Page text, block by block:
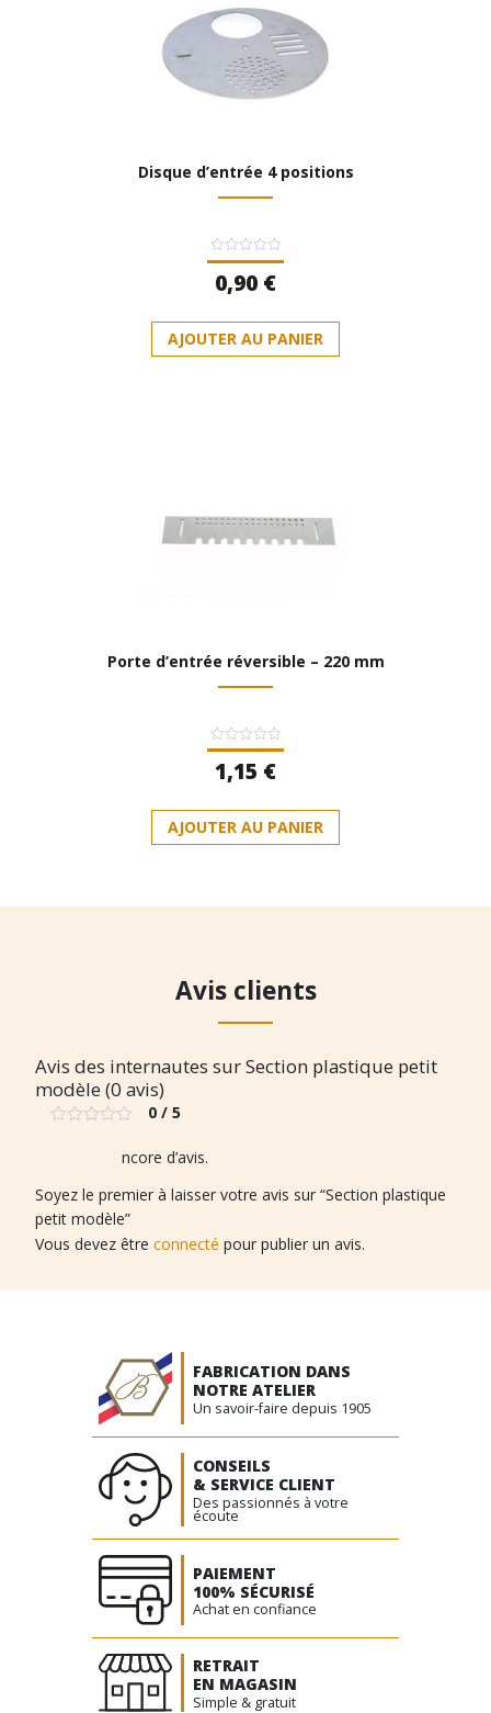
Disque d’entrée 4 positions
Note
0
sur
0,90 €
AJOUTER AU PANIER
Porte d’entrée réversible – 220 mm
Note
0
sur
1,15 €
AJOUTER AU PANIER
Avis clients
Avis des internautes sur Section plastique petit
modèle (0 avis)
0 / 5
Il n’y a pas encore d’avis.
Soyez le premier à laisser votre avis sur “Section plastique
petit modèle”
Vous devez être connecté pour publier un avis.
FABRICATION DANS
NOTRE ATELIER
Un savoir-faire depuis 1905
CONSEILS
& SERVICE CLIENT
Des passionnés à votre
écoute
PAIEMENT
100% SÉCURISÉ
Achat en confiance
RETRAIT
EN MAGASIN
Simple & gratuit